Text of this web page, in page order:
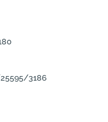
3186